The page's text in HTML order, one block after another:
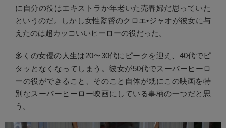
に自分の役はエキストラか年老いた売春婦だ思っていた
というのだ。しかし女性監督のクロエ•ジャオが彼女に与
えたのは超カッコいいヒーローの役だった。
多くの女優の人生は20〜30代にピークを迎え、40代でピ
タッとなくなってしまう。彼女が50代でスーパーヒーロ
ーの役ができること、そのこと自体が既にこの映画を特
別なスーパーヒーロー映画にしている事柄の一つだと思
う。